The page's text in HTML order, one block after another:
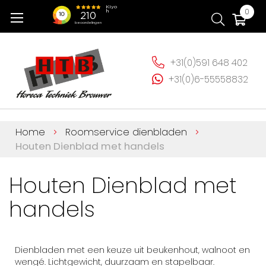
naar
0
+31(0)591 648 402
+31(0)6-55558832
Home
Roomservice dienbladen
Houten Dienblad met handels
Houten Dienblad met
handels
Dienbladen met een keuze uit beukenhout, walnoot en
wengé. Lichtgewicht, duurzaam en stapelbaar.